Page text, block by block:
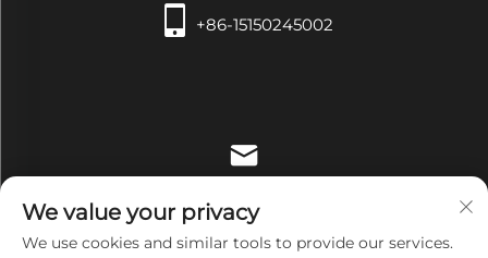
+86-15150245002
We value your privacy
We use cookies and similar tools to provide our services.